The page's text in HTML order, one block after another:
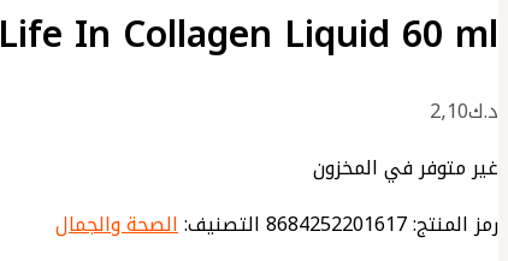
Life In Collagen Liquid 60 ml
د.ك2٫10
غير متوفر في المخزون
رمز المنتج:8684252201617التصنيف:الصحة والجمال